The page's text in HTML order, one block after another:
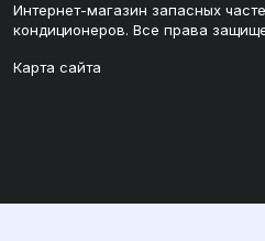
Интернет-магазин запасных
кондиционеров. Все права
Карта сайта